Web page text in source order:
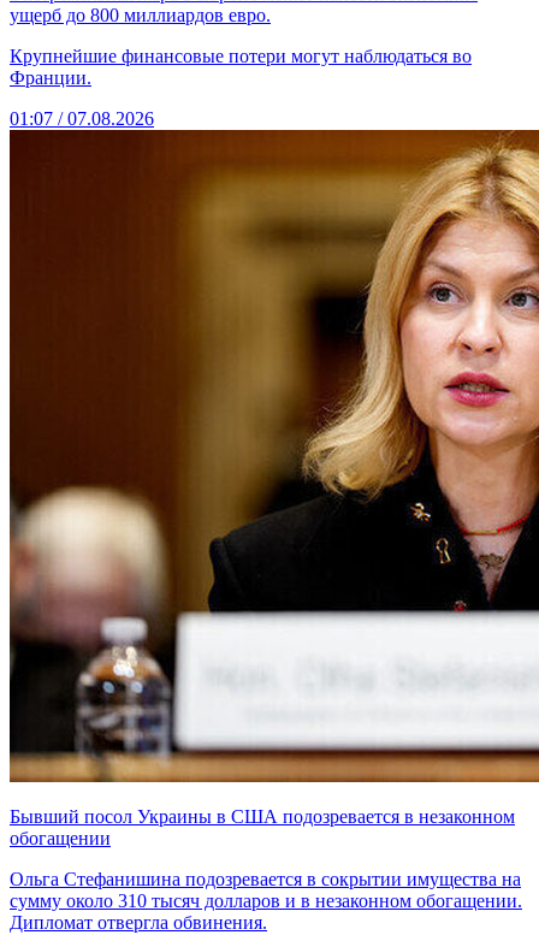
ущерб до 800 миллиардов евро.
Крупнейшие финансовые потери могут наблюдаться во
Франции.
01:07 / 07.08.2026
Бывший посол Украины в США подозревается в незаконном
обогащении
Ольга Стефанишина подозревается в сокрытии имущества на
сумму около 310 тысяч долларов и в незаконном обогащении.
Дипломат отвергла обвинения.